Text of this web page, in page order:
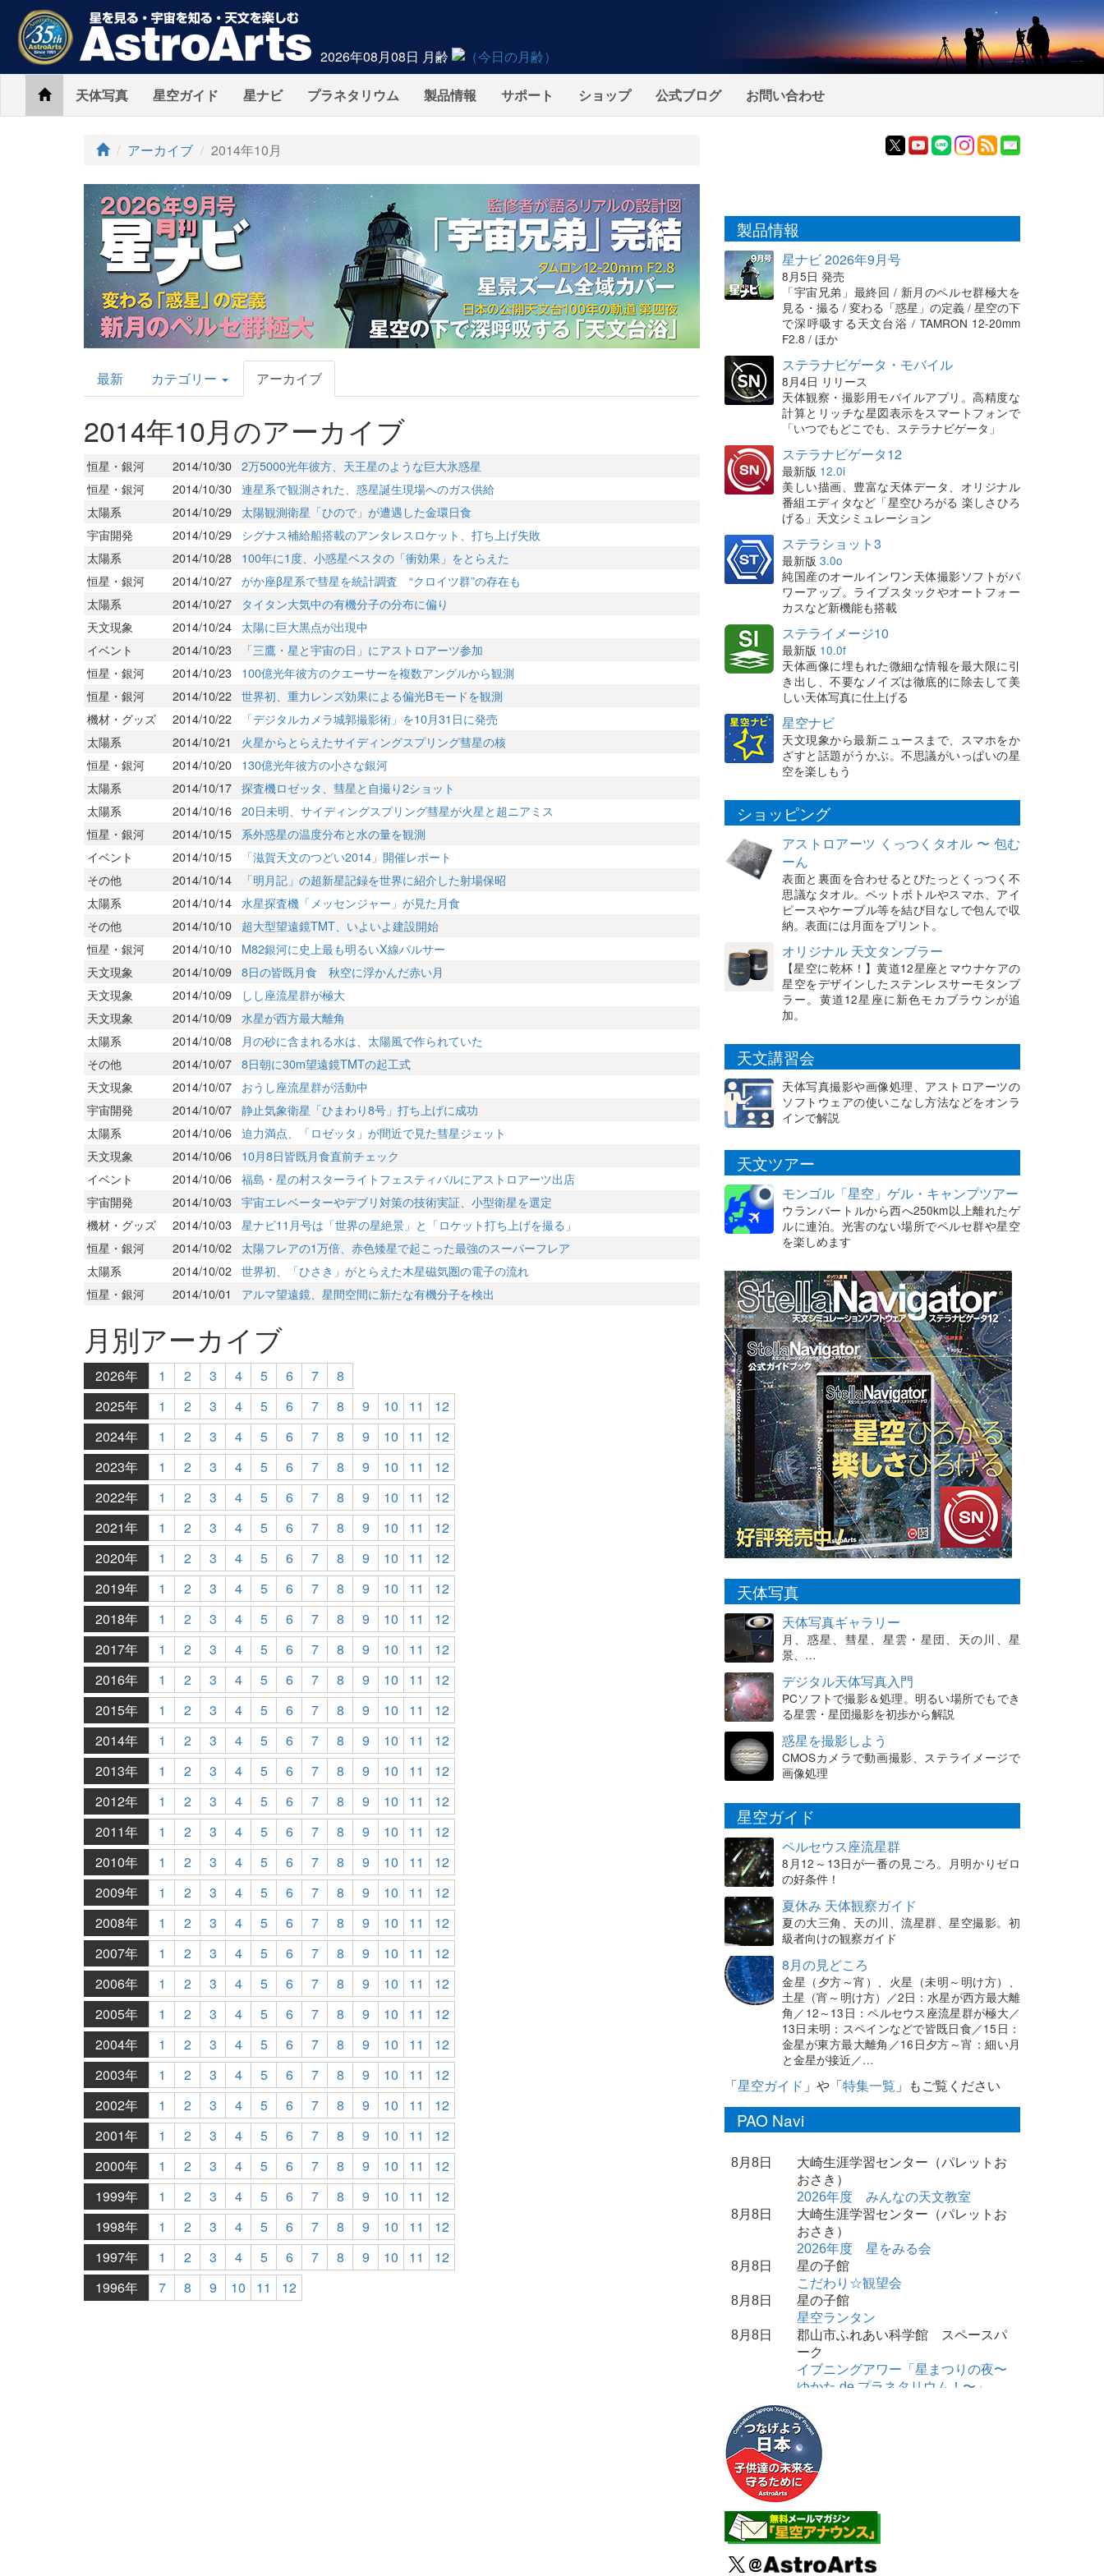
2026年08月08日 月齢
Home天体写真 星空ガイド 星ナビ プラネタリウム 製品情報 サポート ショップ 公式ブログ お問い合わせ
アーカイブ 2014年10月
AstroArts
Topics
最新 カテゴリー アーカイブ
2014年10月のアーカイブ
恒星・銀河 2014/10/30 2万5000光年彼方、天王星のような巨大氷惑星
恒星・銀河
2014/10/30 連星系で観測された、惑星誕生現場へのガス供給
太陽系
2014/10/29
太陽観測衛星「ひので」が遭遇した金環日食
宇宙開発
2014/10/29
シグナス補給船搭載のアンタレスロケット、打ち上げ失敗
太陽系
2014/10/28
100年に1度、小惑星ベスタの「衝効果」をとらえた
恒星・銀河
2014/10/27 がか座β星系で彗星を統計調査 “クロイツ群”の存在も
太陽系
2014/10/27
タイタン大気中の有機分子の分布に偏り
天文現象
2014/10/24
太陽に巨大黒点が出現中
イベント
2014/10/23
「三鷹・星と宇宙の日」にアストロアーツ参加
恒星・銀河
2014/10/23
100億光年彼方のクエーサーを複数アングルから観測
恒星・銀河
2014/10/22 世界初、重力レンズ効果による偏光Bモードを観測
機材・グッズ
2014/10/22
「デジタルカメラ城郭撮影術」を10月31日に発売
太陽系
2014/10/21
火星からとらえたサイディングスプリング彗星の核
恒星・銀河
2014/10/20
130億光年彼方の小さな銀河
太陽系
2014/10/17 探査機ロゼッタ、彗星と自撮り2ショット
太陽系
2014/10/16 20日未明、サイディングスプリング彗星が火星と超ニアミス
恒星・銀河
2014/10/15
系外惑星の温度分布と水の量を観測
イベント
2014/10/15
「滋賀天文のつどい2014」開催レポート
その他
2014/10/14
「明月記」の超新星記録を世界に紹介した射場保昭
太陽系
2014/10/14 水星探査機「メッセンジャー」が見た月食
その他
2014/10/10
超大型望遠鏡TMT、いよいよ建設開始
恒星・銀河
2014/10/10
M82銀河に史上最も明るいX線パルサー
天文現象
2014/10/09 8日の皆既月食 秋空に浮かんだ赤い月
天文現象
2014/10/09
しし座流星群が極大
天文現象
2014/10/09 水星が西方最大離角
太陽系
2014/10/08
月の砂に含まれる水は、太陽風で作られていた
その他
2014/10/07 8日朝に30m望遠鏡TMTの起工式
天文現象
2014/10/07
おうし座流星群が活動中
宇宙開発
2014/10/07 静止気象衛星「ひまわり8号」打ち上げに成功
太陽系
2014/10/06 迫力満点、「ロゼッタ」が間近で見た彗星ジェット
天文現象
2014/10/06
10月8日皆既月食直前チェック
イベント
2014/10/06 福島・星の村スターライトフェスティバルにアストロアーツ出店
宇宙開発
2014/10/03 宇宙エレベーターやデブリ対策の技術実証、小型衛星を選定
機材・グッズ
2014/10/03 星ナビ11月号は「世界の星絶景」と「ロケット打ち上げを撮る」
恒星・銀河
2014/10/02
太陽フレアの1万倍、赤色矮星で起こった最強のスーパーフレア
太陽系
2014/10/02 世界初、「ひさき」がとらえた木星磁気圏の電子の流れ
恒星・銀河
2014/10/01 アルマ望遠鏡、星間空間に新たな有機分子を検出
月別アーカイブ
2026年 1 2 3 4 5 6 7
8
2025年
1 2 3 4 5 6 7 8 9 10 11
12
2024年
1 2 3 4 5 6 7 8 9 10 11
12
2023年
1 2 3 4 5 6 7 8 9 10 11
12
2022年
1 2 3 4 5 6 7 8 9 10 11
12
2021年
1 2 3 4 5 6 7 8 9 10 11
12
2020年
1 2 3 4 5 6 7 8 9 10 11
12
2019年
1 2 3 4 5 6 7 8 9 10 11
12
2018年
1 2 3 4 5 6 7 8 9 10 11
12
2017年
1 2 3 4 5 6 7 8 9 10 11
12
2016年
1 2 3 4 5 6 7 8 9 10 11
12
2015年
1 2 3 4 5 6 7 8 9 10 11
12
2014年
1 2 3 4 5 6 7 8 9 10 11
12
2013年
1 2 3 4 5 6 7 8 9 10 11
12
2012年
1 2 3 4 5 6 7 8 9 10 11
12
2011年
1 2 3 4 5 6 7 8 9 10 11
12
2010年
1 2 3 4 5 6 7 8 9 10 11
12
2009年
1 2 3 4 5 6 7 8 9 10 11
12
2008年
1 2 3 4 5 6 7 8 9 10 11
12
2007年
1 2 3 4 5 6 7 8 9 10 11
12
2006年
1 2 3 4 5 6 7 8 9 10 11
12
2005年
1 2 3 4 5 6 7 8 9 10 11
12
2004年
1 2 3 4 5 6 7 8 9 10 11
12
2003年
1 2 3 4 5 6 7 8 9 10 11
12
2002年
1 2 3 4 5 6 7 8 9 10 11
12
2001年
1 2 3 4 5 6 7 8 9 10 11
12
2000年
1 2 3 4 5 6 7 8 9 10 11
12
1999年
1 2 3 4 5 6 7 8 9 10 11
12
1998年
1 2 3 4 5 6 7 8 9 10 11
12
1997年
1 2 3 4 5 6 7 8 9 10 11
12
1996年
7 8 9 10 11 12
製品情報
星ナビ 2026年9月号
8月5日 発売
「宇宙兄弟」最終回 / 新月のペルセ群極大を
見る・撮る / 変わる「惑星」の定義 / 星空の下
で深呼吸する天文台浴 / TAMRON 12-20mm
F2.8 / ほか
ステラナビゲータ・モバイル
8月4日 リリース
天体観察・撮影用モバイルアプリ。高精度な
計算とリッチな星図表示をスマートフォンで
「いつでもどこでも、ステラナビゲータ」
ステラナビゲータ12
最新版 12.0i
美しい描画、豊富な天体データ、オリジナル
番組エディタなど「星空ひろがる 楽しさひろ
げる」天文シミュレーション
ステラショット3
最新版 3.0o
純国産のオールインワン天体撮影ソフトがパ
ワーアップ。ライブスタックやオートフォー
カスなど新機能も搭載
ステライメージ10
最新版 10.0f
天体画像に埋もれた微細な情報を最大限に引
き出し、不要なノイズは徹底的に除去して美
しい天体写真に仕上げる
星空ナビ
天文現象から最新ニュースまで、スマホをか
ざすと話題がうかぶ。不思議がいっぱいの星
空を楽しもう
ショッピング
アストロアーツ くっつくタオル 〜 包む
ーん
表面と裏面を合わせるとぴたっとくっつく不
思議なタオル。ペットボトルやスマホ、アイ
ピースやケーブル等を結び目なしで包んで収
納。表面には月面をプリント。
オリジナル 天文タンブラー
【星空に乾杯！】黄道12星座とマウナケアの
星空をデザインしたステンレスサーモタンブ
ラー。黄道12星座に新色モカブラウンが追
加。
天文講習会
天体写真撮影や画像処理、アストロアーツの
ソフトウェアの使いこなし方法などをオンラ
インで解説
天文ツアー
モンゴル「星空」ゲル・キャンプツアー
ウランバートルから西へ250km以上離れたゲ
ルに連泊。光害のない場所でペルセ群や星空
を楽しめます
天体写真
天体写真ギャラリー
月、惑星、彗星、星雲・星団、天の川、星
景、…
デジタル天体写真入門
PCソフトで撮影＆処理。明るい場所でもでき
る星雲・星団撮影を初歩から解説
惑星を撮影しよう
CMOSカメラで動画撮影、ステライメージで
画像処理
星空ガイド
ペルセウス座流星群
8月12～13日が一番の見ごろ。月明かりゼロ
の好条件！
夏休み 天体観察ガイド
夏の大三角、天の川、流星群、星空撮影。初
級者向けの観察ガイド
8月の見どころ
金星（夕方～宵）、火星（未明～明け方）、
土星（宵～明け方）／2日：水星が西方最大離
角／12～13日：ペルセウス座流星群が極大／
13日未明：スペインなどで皆既日食／15日：
金星が東方最大離角／16日夕方～宵：細い月
と金星が接近／…
「星空ガイド 」や「特集一覧 」もご覧ください
PAO Navi